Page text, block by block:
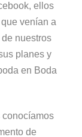
ellos
venían a
nuestros
planes y
en Boda
conocíamos
de